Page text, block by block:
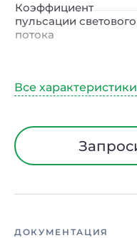
Коэффициент
пульсации светового
потока
Климатическое
Диапазон рабочих
температур
Длина
ДОКУМЕНТАЦИЯ